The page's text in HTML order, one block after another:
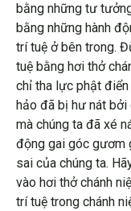
bằng những tư
bằng những hành
trí tuệ ở bên trong.
tuệ bằng hơi thở
chỉ tha lực phật
hảo đã bị hư nát
mà chúng ta đã xé
động gai góc gươm
sai của chúng ta.
vào hơi thở chánh
trí tuệ trong chánh